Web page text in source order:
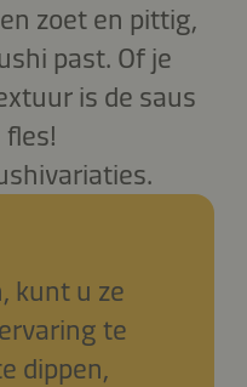
zoet en pittig,
past. Of je
is de saus
kunt u ze
te
dippen,